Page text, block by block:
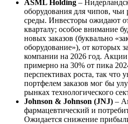
ASML Holding –
оборудования для чипов, чьи
среды. Инвесторы ожидают
кварталу; особое внимание
новых заказов (буквально
оборудование»), от которых
компании на 2026 год.
примерно на 30% от пика
перспективах роста, так что
портфелем заказов мог бы
рынках технологического
Johnson & Johnson (JNJ) –
фармацевтический и
Ожидается снижение